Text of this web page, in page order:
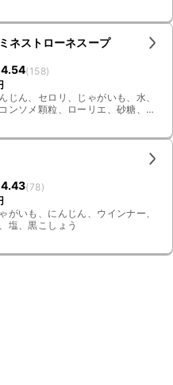
ネストローネスープ
4.54(158)
じん、セロリ、じゃがいも、水、
ンソメ顆粒、ローリエ、砂糖、
4.43(78)
がいも、にんじん、ウインナー、
塩、黒こしょう